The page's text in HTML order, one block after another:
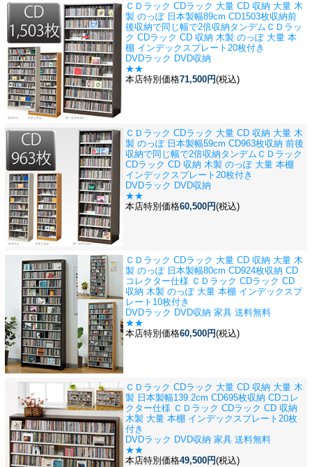
ＣＤラック CDラック 大量 CD 収納 大量 木
製 のっぽ 日本製幅89cm CD1503枚収納前
後収納で同じ幅で2倍収納タンデムＣＤラッ
ク CDラック CD 収納 木製 のっぽ 大量 本
棚 インデックスプレート20枚付き
DVDラック DVD収納
★★
本店特別価格71,500円(税込)
ＣＤラック CDラック 大量 CD 収納 大量 木
製 のっぽ 日本製幅59cm CD963枚収納 前後
収納で同じ幅で2倍収納タンデムＣＤラック
CDラック CD 収納 木製 のっぽ 大量 本棚
インデックスプレート20枚付き
DVDラック DVD収納
★★
本店特別価格60,500円(税込)
ＣＤラック CDラック 大量 CD 収納 大量 木
製 のっぽ 日本製幅80cm CD924枚収納 CD
コレクター仕様 ＣＤラック CDラック CD
収納 木製 のっぽ 大量 本棚 インデックスプ
レート10枚付き
DVDラック DVD収納 家具 送料無料
★★
本店特別価格60,500円(税込)
ＣＤラック CDラック 大量 CD 収納 大量 木
製 日本製幅139.2cm CD695枚収納 CDコレ
クター仕様 ＣＤラック CDラック CD 収納
木製 大量 本棚 インデックスプレート20枚
付き
DVDラック DVD収納 家具 送料無料
★★
本店特別価格49,500円(税込)